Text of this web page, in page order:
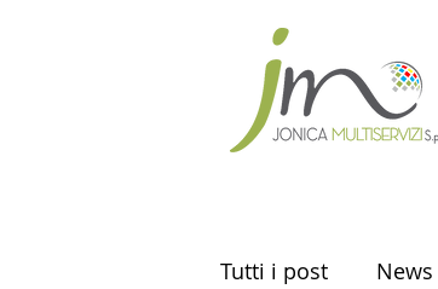
Tutti i post News